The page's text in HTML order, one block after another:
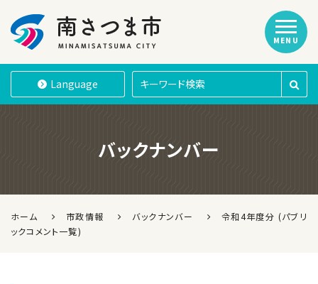
南さつま市
Language
MENU
バックナンバー
ホーム 市政情報 バックナンバー
令和4年度分 (パブリ
ックコメント一覧)